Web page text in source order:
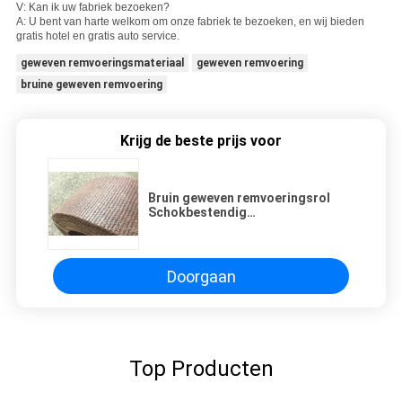
V: Kan ik uw fabriek bezoeken?
A: U bent van harte welkom om onze fabriek te bezoeken, en wij bieden
gratis hotel en gratis auto service.
geweven remvoeringsmateriaal
geweven remvoering
bruine geweven remvoering
Krijg de beste prijs voor
Bruin geweven remvoeringsrol
Schokbestendig
Doorgaan
Top Producten